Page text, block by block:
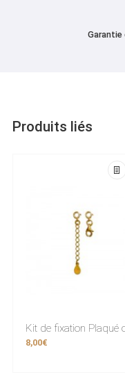
Garantie
Produits liés
8,00€